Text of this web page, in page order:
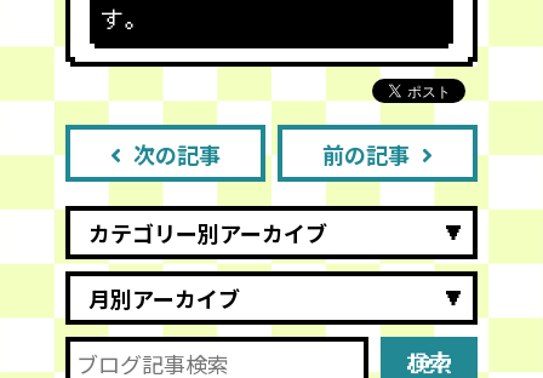
す。
次の記事 前の記事